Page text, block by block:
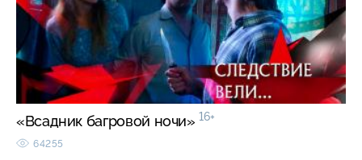
«Всадник багровой ночи» 16+
64255